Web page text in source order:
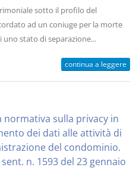
sotto il profilo del
ad un coniuge per la morte
uno stato di separazione...
continua a leggere
normativa sulla privacy in
dei dati alle attività di
del condominio.
sent. n. 1593 del 23 gennaio